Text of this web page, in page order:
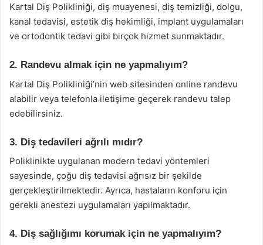
Kartal Diş Polikliniği, diş muayenesi, diş temizliği, dolgu,
kanal tedavisi, estetik diş hekimliği, implant uygulamaları
ve ortodontik tedavi gibi birçok hizmet sunmaktadır.
2. Randevu almak için ne yapmalıyım?
Kartal Diş Polikliniği’nin web sitesinden online randevu
alabilir veya telefonla iletişime geçerek randevu talep
edebilirsiniz.
3. Diş tedavileri ağrılı mıdır?
Poliklinikte uygulanan modern tedavi yöntemleri
sayesinde, çoğu diş tedavisi ağrısız bir şekilde
gerçekleştirilmektedir. Ayrıca, hastaların konforu için
gerekli anestezi uygulamaları yapılmaktadır.
4. Diş sağlığımı korumak için ne yapmalıyım?